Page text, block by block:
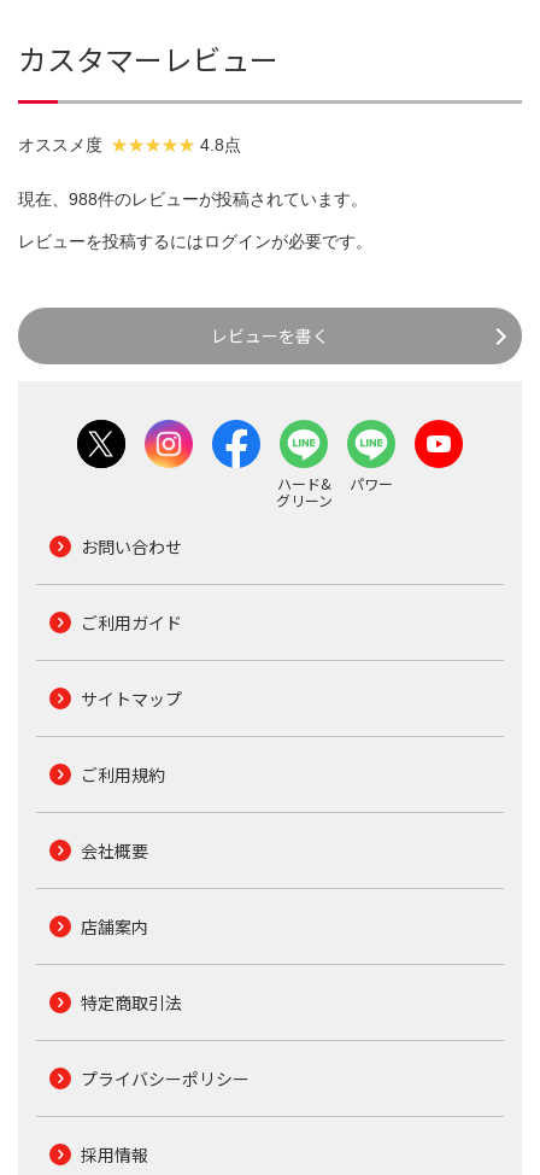
カスタマーレビュー
オススメ度 4.8点
現在、988件のレビューが投稿されています。
レビューを投稿するにはログインが必要です。
レビューを書く
ハード&
グリーン
パワー
お問い合わせ
ご利用ガイド
サイトマップ
ご利用規約
会社概要
店舗案内
特定商取引法
プライバシーポリシー
採用情報